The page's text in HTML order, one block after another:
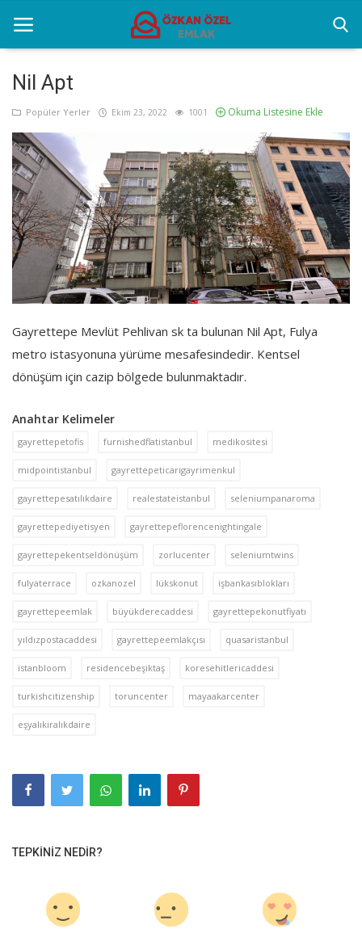
Anasayfa
Genel
Popüler Yerler
Gayrettepe Projeler
Galeri
İletişim
Nil Apt
Popüler Yerler Ekim 23, 2022 1001 Okuma Listesine Ekle
Gayrettepe Mevlüt Pehlivan sk ta bulunan Nil Apt, Fulya
metro istasyonuna yürüme mesafesindedir. Kentsel
dönüşüm için cazip bölgede bulunmaktadır.
Anahtar Kelimeler
gayrettepetofis furnishedflatistanbul medikositesi
midpointistanbul gayrettepeticarigayrimenkul
gayrettepesatılıkdaire realestateistanbul seleniumpanaroma
gayrettepediyetisyen gayrettepeflorencenightingale
gayrettepekentseldönüşüm zorlucenter seleniumtwins
fulyaterrace ozkanozel lükskonut işbankasıblokları
gayrettepeemlak büyükderecaddesi gayrettepekonutfiyatı
yıldızpostacaddesi gayrettepeemlakçısı quasaristanbul
istanbloom residencebeşiktaş koresehitlericaddesi
turkishcitizenship toruncenter mayaakarcenter
eşyalıkiralıkdaire
TEPKINIZ NEDIR?